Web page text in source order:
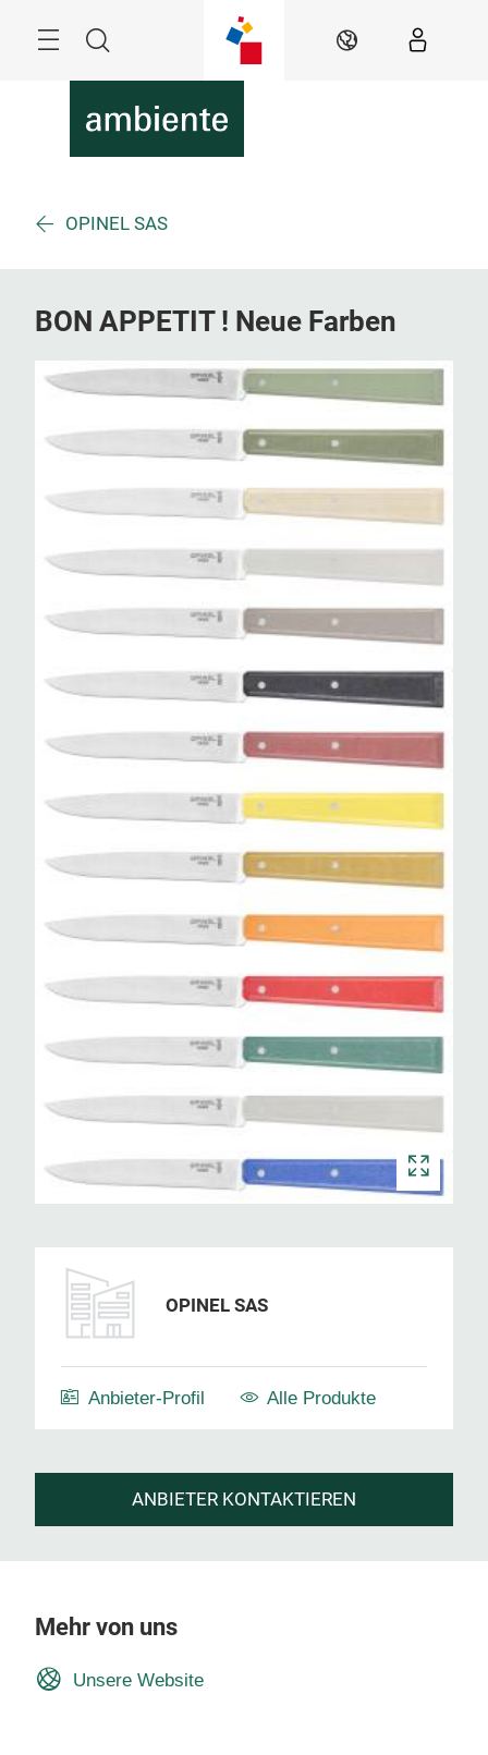
Suche DE
OPINEL SAS
BON APPETIT ! Neue Farben
OPINEL SAS
Anbieter-Profil Alle Produkte
ANBIETER KONTAKTIEREN
Mehr von uns
Unsere Website